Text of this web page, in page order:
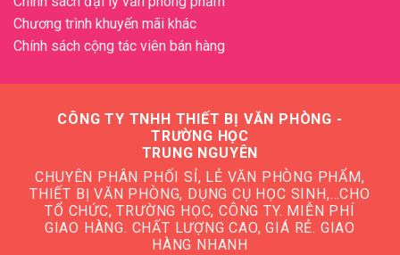
Chương trình khuyến mãi khác
Chính sách cộng tác viên bán hàng
CÔNG TY TNHH THIẾT BỊ VĂN PHÒNG -
TRƯỜNG HỌC
TRUNG NGUYÊN
CHUYÊN PHÂN PHỐI SỈ, LẺ VĂN PHÒNG PHẨM,
THIẾT BỊ VĂN PHÒNG, DỤNG CỤ HỌC SINH,…CHO
TỔ CHỨC, TRƯỜNG HỌC, CÔNG TY. MIỄN PHÍ
GIAO HÀNG. CHẤT LƯỢNG CAO, GIÁ RẺ. GIAO
HÀNG NHANH